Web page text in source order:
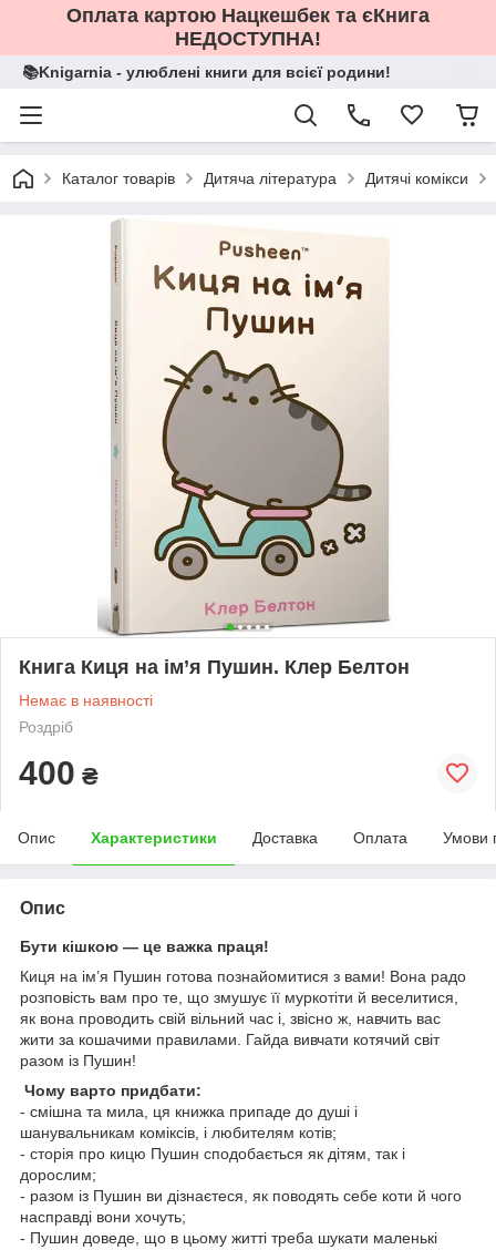
Оплата картою Нацкешбек та єКнига
НЕДОСТУПНА!
📚Knigarnia - улюблені книги для всієї родини!
Каталог товарів Дитяча література Дитячі комікси
Книга Киця на ім’я Пушин. Клер Белтон
Немає в наявності
Роздріб
400 ₴
Опис Характеристики Доставка Оплата Умови
Опис
Бути кішкою — це важка праця!
Киця на ім’я Пушин готова познайомитися з вами! Вона радо
розповість вам про те, що змушує її муркотіти й веселитися,
як вона проводить свій вільний час і, звісно ж, навчить вас
жити за кошачими правилами. Гайда вивчати котячий світ
разом із Пушин!
Чому варто придбати:
- смішна та мила, ця книжка припаде до душі і
шанувальникам коміксів, і любителям котів;
- сторія про кицю Пушин сподобається як дітям, так і
дорослим;
- разом із Пушин ви дізнаєтеся, як поводять себе коти й чого
насправді вони хочуть;
- Пушин доведе, що в цьому житті треба шукати маленькі